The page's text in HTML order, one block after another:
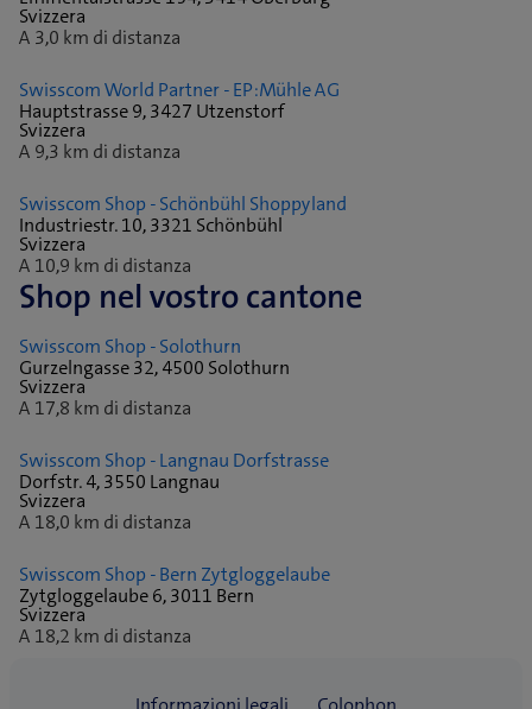
Svizzera
A 3,0 km di distanza
Swisscom World Partner - EP:Mühle AG
Hauptstrasse 9, 3427 Utzenstorf
Svizzera
A 9,3 km di distanza
Swisscom Shop - Schönbühl Shoppyland
Industriestr. 10, 3321 Schönbühl
Svizzera
A 10,9 km di distanza
Shop nel vostro cantone
Swisscom Shop - Solothurn
Gurzelngasse 32, 4500 Solothurn
Svizzera
A 17,8 km di distanza
Swisscom Shop - Langnau Dorfstrasse
Dorfstr. 4, 3550 Langnau
Svizzera
A 18,0 km di distanza
Swisscom Shop - Bern Zytgloggelaube
Zytgloggelaube 6, 3011 Bern
Svizzera
A 18,2 km di distanza